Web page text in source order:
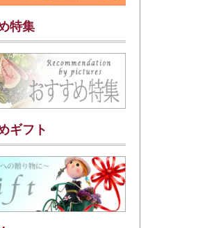
特集
ギフト